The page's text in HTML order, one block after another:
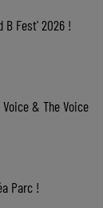
B Fest' 2026 !
& The Voice
Parc !